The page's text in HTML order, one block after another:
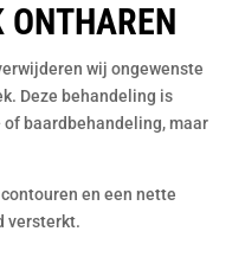
wij ongewenste
Deze behandeling is
baardbehandeling, maar
en een nette
versterkt.